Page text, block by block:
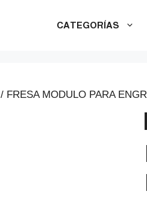
CATEGORÍAS
/ FRESA MODULO PARA